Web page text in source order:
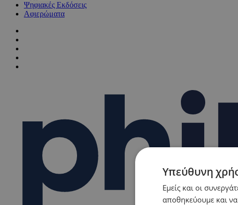
Ψηφιακές Εκδόσεις
Αφιερώματα
Υπεύθυνη
Εμείς και οι
αποθηκεύουμε και